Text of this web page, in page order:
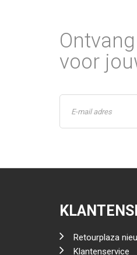
voor
Retourplaza
Klantenservice